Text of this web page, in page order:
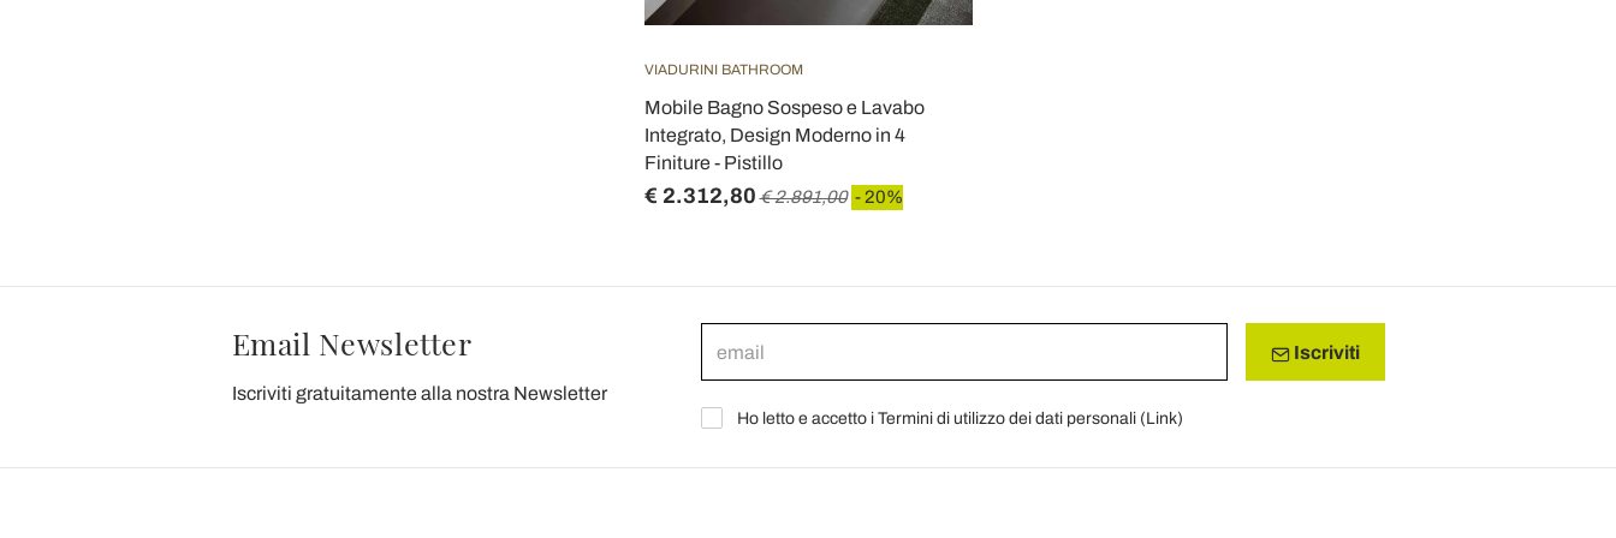
VIADURINI BATHROOM
Mobile Bagno Sospeso e Lavabo
Integrato, Design Moderno in 4
Finiture - Pistillo
€ 2.312,80 € 2.891,00 - 20%
Email Newsletter
Iscriviti gratuitamente alla nostra Newsletter
Iscriviti
Ho letto e accetto i Termini di utilizzo dei dati personali (Link)